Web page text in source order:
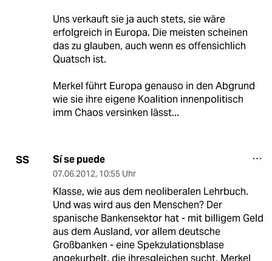
Uns verkauft sie ja auch stets, sie wäre
erfolgreich in Europa. Die meisten scheinen
das zu glauben, auch wenn es offensichlich
Quatsch ist.
Merkel führt Europa genauso in den Abgrund
wie sie ihre eigene Koalition innenpolitisch
imm Chaos versinken lässt...
SS Sí se puede
07.06.2012, 10:55 Uhr
Klasse, wie aus dem neoliberalen Lehrbuch.
Und was wird aus den Menschen? Der
spanische Bankensektor hat - mit billigem Geld
aus dem Ausland, vor allem deutsche
Großbanken - eine Spekzulationsblase